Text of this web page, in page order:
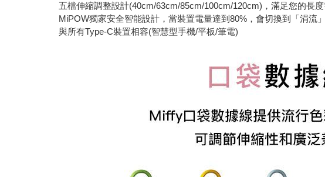
五檔伸縮調整設計(40cm/63cm/85cm/100cm/120cm)，滿足您的長
MiPOW獨家安全智能設計，當裝置電量達到80%，會切換到「涓流
與所有Type-C裝置相容(智慧型手機/平板/筆電)